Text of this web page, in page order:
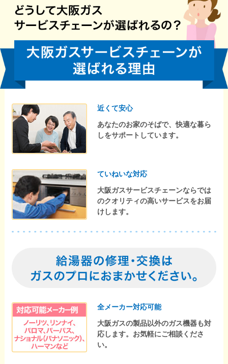
近くて安心
あなたのお家のそばで、快適な暮ら
しをサポートしています。
ていねいな対応
大阪ガスサービスチェーンならでは
のクオリティの高いサービスをお届
けします。
全メーカー対応可能
大阪ガスの製品以外のガス機器も対
応します。お気軽にご相談くださ
い。